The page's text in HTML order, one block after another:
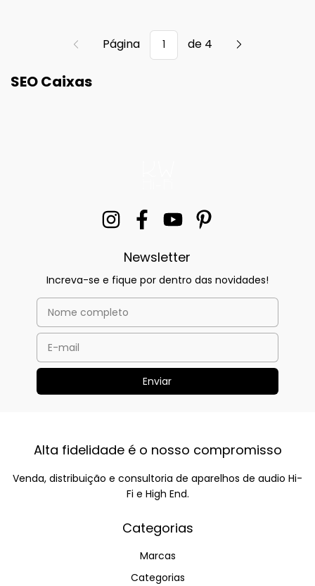
Página de 4
SEO Caixas
Newsletter
Increva-se e fique por dentro das novidades!
Alta fidelidade é o nosso compromisso
Venda, distribuição e consultoria de aparelhos de audio Hi-
Fi e High End.
Categorias
Marcas
Categorias